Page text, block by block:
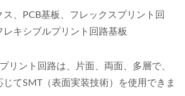
ス、PCB基板、フレックスプリント回
レキシブルプリント回路基板
リント回路は、片面、両面、多層で、
てSMT（表面実装技術）を使用できま